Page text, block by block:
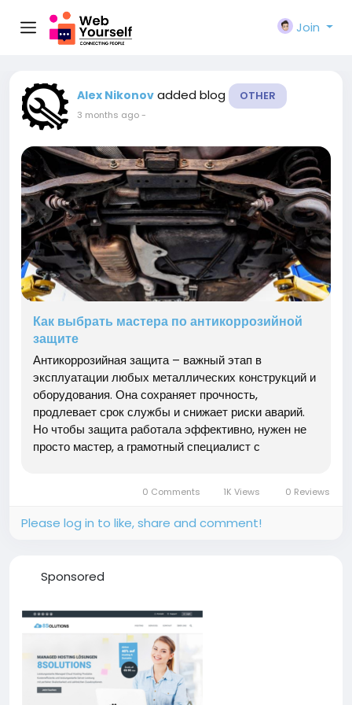
Join
Alex Nikonov added blog OTHER
3 months ago-
Как выбрать мастера по антикоррозийной
защите
Антикоррозийная защита – важный этап в
эксплуатации любых металлических конструкций и
оборудования. Она сохраняет прочность,
продлевает срок службы и снижает риски аварий.
Но чтобы защита работала эффективно, нужен не
просто мастер, а грамотный специалист с
разберем, на что обращать внимание при...
0 Comments 1K Views 0 Reviews
Please log in to like, share and comment!
Sponsored